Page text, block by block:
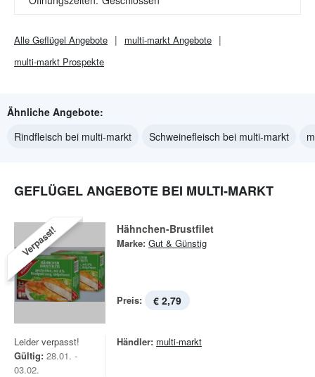
Alle Geflügel Angebote multi-markt Angebote
multi-markt Prospekte
Ähnliche Angebote:
Rindfleisch bei multi-markt
Schweinefleisch bei multi-markt
GEFLÜGEL ANGEBOTE BEI MULTI-MARKT
Verpasst! Hähnchen-Brustfilet
Marke: Gut & Günstig
Preis: € 2,79
Leider verpasst!
Gültig: 28.01. -
03.02.
Händler: multi-markt